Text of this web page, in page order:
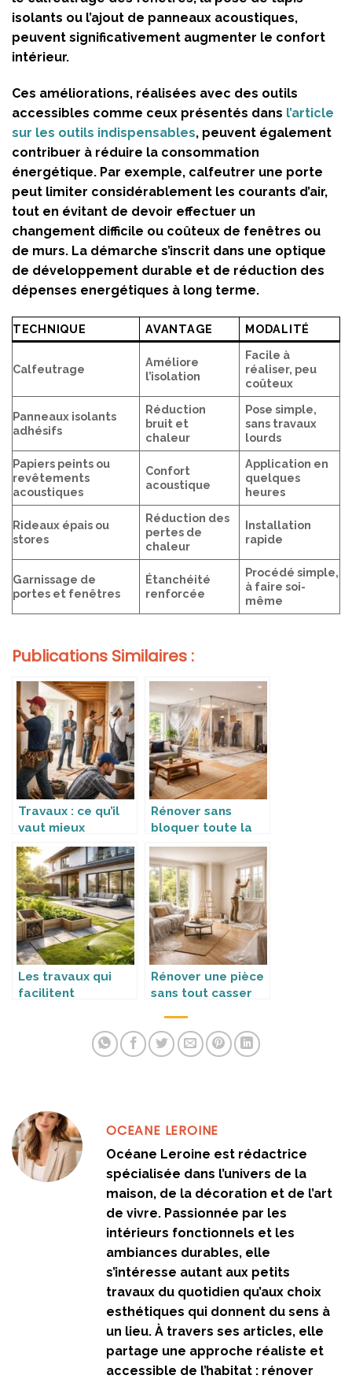
isolants ou l’ajout de panneaux acoustiques,
peuvent significativement augmenter le confort
intérieur.
Ces améliorations, réalisées avec des outils
accessibles comme ceux présentés dans l’article
sur les outils indispensables, peuvent également
contribuer à réduire la consommation
énergétique. Par exemple, calfeutrer une porte
peut limiter considérablement les courants d’air,
tout en évitant de devoir effectuer un
changement difficile ou coûteux de fenêtres ou
de murs. La démarche s’inscrit dans une optique
de développement durable et de réduction des
dépenses energétiques à long terme.
TECHNIQUE AVANTAGE MODALITÉ
Calfeutrage
Améliore
l’isolation
Facile à
réaliser, peu
coûteux
Panneaux isolants
adhésifs
Réduction
bruit et
chaleur
Pose simple,
sans travaux
lourds
Papiers peints ou
revêtements
acoustiques
Confort
acoustique
Application en
quelques
heures
Rideaux épais ou
stores
Réduction des
pertes de
chaleur
Installation
rapide
Garnissage de
portes et fenêtres
Étanchéité
renforcée
Procédé simple,
à faire soi-
même
Publications Similaires :
Travaux : ce qu’il
vaut mieux
déléguer
Rénover sans
bloquer toute la
maison
Les travaux qui
facilitent
Rénover une pièce
sans tout casser
OCEANE LEROINE
Océane Leroine est rédactrice
spécialisée dans l’univers de la
maison, de la décoration et de l’art
de vivre. Passionnée par les
intérieurs fonctionnels et les
ambiances durables, elle
s’intéresse autant aux petits
travaux du quotidien qu’aux choix
esthétiques qui donnent du sens à
un lieu. À travers ses articles, elle
partage une approche réaliste et
accessible de l’habitat : rénover